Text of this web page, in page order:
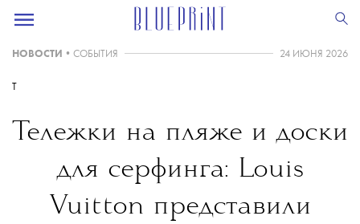
НОВОСТИ • СОБЫТИЯ 24 ИЮНЯ 2026
T
Тележки на пляже и доски
для серфинга: Louis
Vuitton представили